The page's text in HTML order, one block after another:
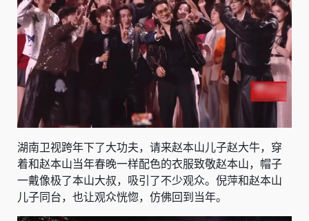
湖南卫视跨年下了大功夫，请来赵本山儿子赵大牛，穿
着和赵本山当年春晚一样配色的衣服致敬赵本山，帽子
一戴像极了本山大叔，吸引了不少观众。倪萍和赵本山
儿子同台，也让观众恍惚，仿佛回到当年。